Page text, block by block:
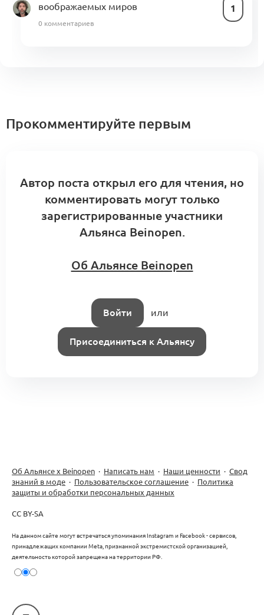
воображаемых миров
1
0 комментариев
Прокомментируйте первым
Автор поста открыл его для чтения, но
комментировать могут только
зарегистрированные участники
Альянса Beinopen.
Об Альянсе Beinopen
Войти или
Присоединиться к Альянсу
Об Альянсе х Beinopen · Написать нам · Наши ценности · Свод
знаний в моде · Пользовательское соглашение · Политика
защиты и обработки персональных данных
CC BY-SA
На данном сайте могут встречаться упоминания Instagram и Facebook - сервисов,
принадлежащих компании Meta, признанной экстремистской организацией,
деятельность которой запрещена на территории РФ.